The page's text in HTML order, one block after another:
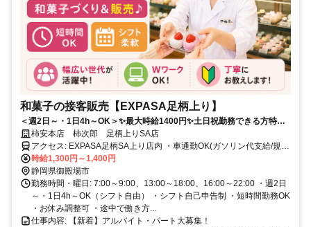
和菓子の接客販売【EXPASA足柄上り】
＜週2日～・1日4h～OK＞✨最大時給1400円✨土日祝勤務できる方特に
歓迎✨扶養内・短時間OK✨フリーター歓迎！老舗「柿安」の和菓子ブラ
ンド「口福堂」
柿安本店 柿次郎 足柄上りSA店
アクセス: EXPASA足柄SA上り店内 ・車通勤OK(ガソリン代支給/規
定) ・自転車通勤OK(自転車通勤手当支給/規定)
時給1,300円～1,400円
静岡県御殿場市
勤務時間・曜日: 7:00～9:00、13:00～18:00、16:00～22:00 ・週2日
～・1日4h～OK（シフト自由） ・シフト自己申告制 ・短時間勤務OK
・お休み調整可 ・途中で働き方...
仕事内容: 【新着】アルバイト・パート大募集！